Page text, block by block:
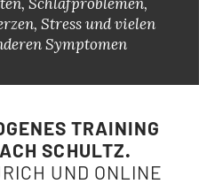
Schlafproblemen,
Stress und vielen
Symptomen
TRAINING
SCHULTZ.
UND ONLINE